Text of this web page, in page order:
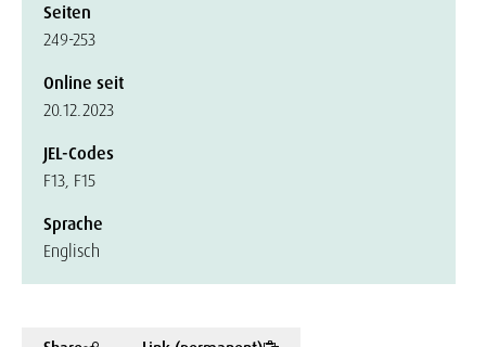
Seiten
249-253
Online seit
20.12.2023
JEL-Codes
F13, F15
Sprache
Englisch